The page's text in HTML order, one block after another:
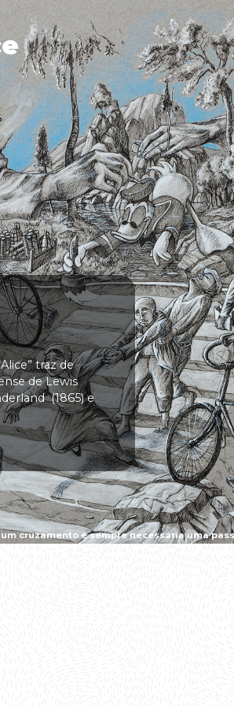
cruzamento é sempre necessária uma
traz de
de Lewis
(1865) e